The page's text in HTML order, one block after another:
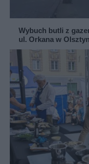
Wybuch butli z
ul. Orkana w